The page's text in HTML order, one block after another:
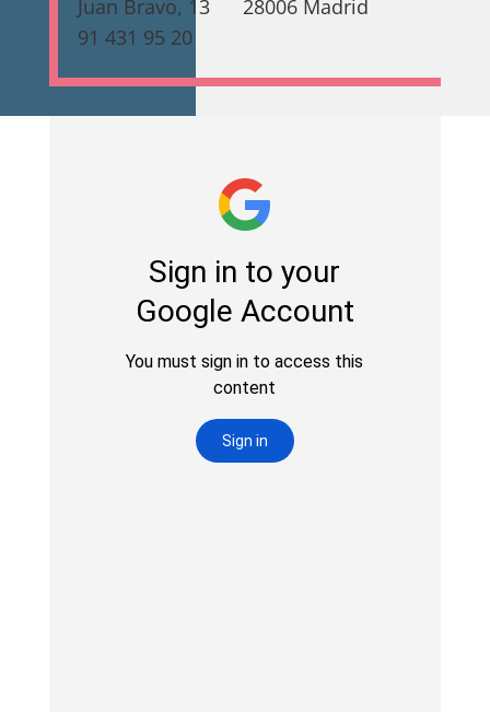
Juan Bravo, 13 28006 Madrid
91 431 95 20